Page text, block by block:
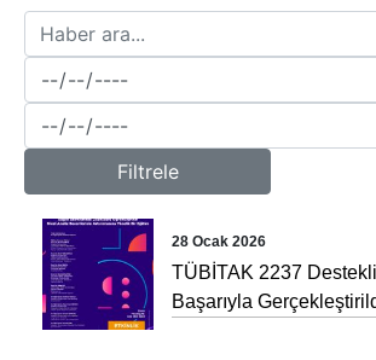
ÇALIŞMA GRUPLARI
WEBINAR
YARDIMCI MATERYAL
YAZILIM
İLETIŞIM
Filtrele
28 Ocak 2026
TÜBİTAK 2237
Başarıyla